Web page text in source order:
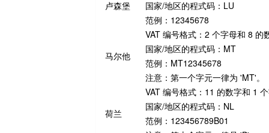
卢森堡
国家/地区的程式码：LU
范例：12345678
马尔他
VAT 编号格式：2 个字母和 8 的
国家/地区的程式码：MT
范例：MT12345678
注意：第一个字元一律为 'MT'。
荷兰
VAT 编号格式：11 的数字和 1
国家/地区的程式码：NL
范例：123456789B01